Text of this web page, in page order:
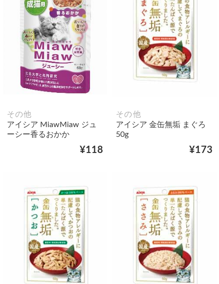
その他
アイシア MiawMiaw ジュ
ーシー香るおかか
¥118
その他
アイシア 金缶無垢 まぐろ
50g
¥173